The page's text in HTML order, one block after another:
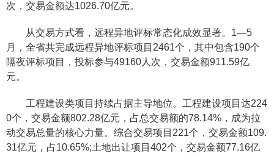
次，交易金额达1026.70亿元。
从交易方式看，远程异地评标常态化成效显著。1—5
月，全省共完成远程异地评标项目2461个，其中包含190个
隔夜评标项目，投标参与49160人次，交易金额911.59亿
元。
工程建设类项目持续占据主导地位。工程建设项目达224
0个，交易金额802.28亿元，占总交易额的78.14%，成为拉
动交易总量的核心力量。综合交易项目221个，交易金额109.
31亿元，占10.65%;土地出让项目402个，交易金额77.16亿